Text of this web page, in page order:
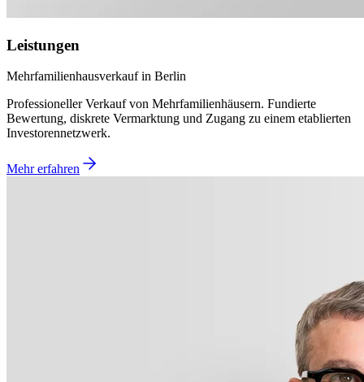
Leistungen
Mehrfamilienhausverkauf in Berlin
Professioneller Verkauf von Mehrfamilienhäusern. Fundierte
Bewertung, diskrete Vermarktung und Zugang zu einem etablierten
Investorennetzwerk.
Mehr erfahren